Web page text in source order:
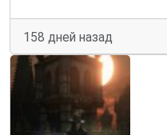
158 дней назад